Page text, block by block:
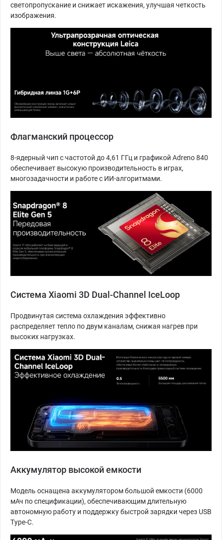
светопропускание и снижает искажения, улучшая четкость
изображения.
Флагманский процессор
8-ядерный чип с частотой до 4,61 ГГц и графикой Adreno 840
обеспечивает высокую производительность в играх,
многозадачности и работе с ИИ-алгоритмами.
Система Xiaomi 3D Dual-Channel IceLoop
Продвинутая система охлаждения эффективно
распределяет тепло по двум каналам, снижая нагрев при
высоких нагрузках.
Аккумулятор высокой емкости
Модель оснащена аккумулятором большой емкости (6000
мАч по спецификации), обеспечивающим длительную
автономную работу и поддержку быстрой зарядки через USB
Type-C.